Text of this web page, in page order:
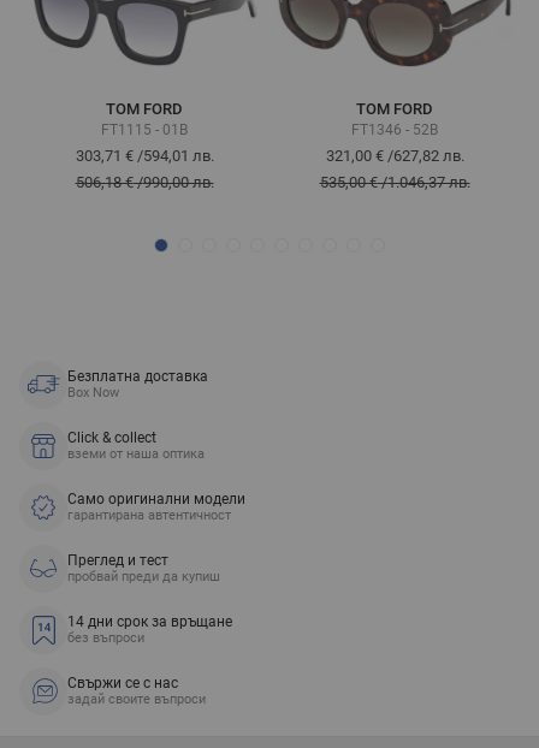
TOM FORD
FT1115 - 01B
303,71 €/594,01 лв.
506,18 €/990,00 лв.
TOM FORD
FT1346 - 52B
321,00 €/627,82 лв.
535,00 €/1.046,37 лв.
Безплатна доставка
Box Now
Click & collect
вземи от наша оптика
Само оригинални модели
гарантирана автентичност
Преглед и тест
пробвай преди да купиш
14 дни срок за връщане
без въпроси
Свържи се с нас
задай своите въпроси